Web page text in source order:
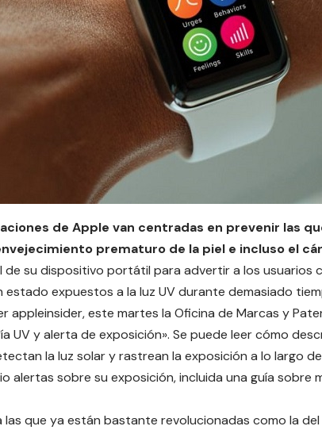
de Apple van centradas en prevenir las
prematuro de la piel e incluso el
de su dispositivo portátil para advertir a los usuarios
estado expuestos a la luz UV durante demasiado
appleinsider, este martes la Oficina de Marcas y
UV y alerta de exposición». Se puede leer cómo
la luz solar y rastrean la exposición a lo largo
alertas sobre su exposición, incluida una guía sobre
que ya están bastante revolucionadas como la